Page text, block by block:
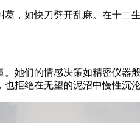
如快刀劈开乱麻。在十二
们的情感决策如精密仪器
绝在无望的泥沼中慢性沉